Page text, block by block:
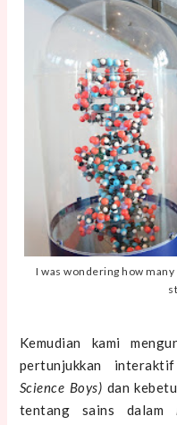
I was wondering how
Kemudian kami
pertunjukkan
Science Boys) dan
tentang sains dalam